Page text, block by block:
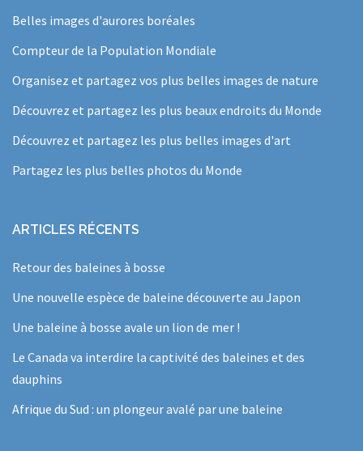
Belles images d'aurores boréales
Compteur de la Population Mondiale
Organisez et partagez vos plus belles images de nature
Découvrez et partagez les plus beaux endroits du Monde
Découvrez et partagez les plus belles images d'art
Partagez les plus belles photos du Monde
ARTICLES RÉCENTS
Retour des baleines à bosse
Une nouvelle espèce de baleine découverte au Japon
Une baleine à bosse avale un lion de mer !
Le Canada va interdire la captivité des baleines et des
dauphins
Afrique du Sud : un plongeur avalé par une baleine